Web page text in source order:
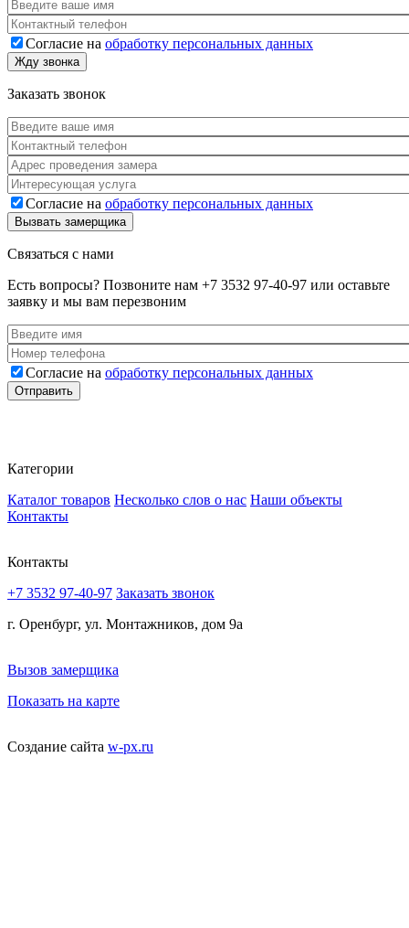
Ваше имя*
Телефон*
Согласие на обработку персональных данных
Согласие*
Жду звонка
Заказать звонок
Ваше имя*
Телефон*
Адрес*
Услуга
Согласие на обработку персональных данных
Согласие*
Вызвать замерщика
Связаться с нами
Есть вопросы? Позвоните нам +7 3532 97-40-97 или оставьте
заявку и мы вам перезвоним
Ваше имя*
Номер телефона*
Согласие на обработку персональных данных
Согласие*
Отправить
Категории
Каталог товаров Несколько слов о нас Наши объекты
Контакты
Контакты
+7 3532 97-40-97 Заказать звонок
г. Оренбург, ул. Монтажников, дом 9а
Вызов замерщика
Показать на карте
Создание сайта w-px.ru